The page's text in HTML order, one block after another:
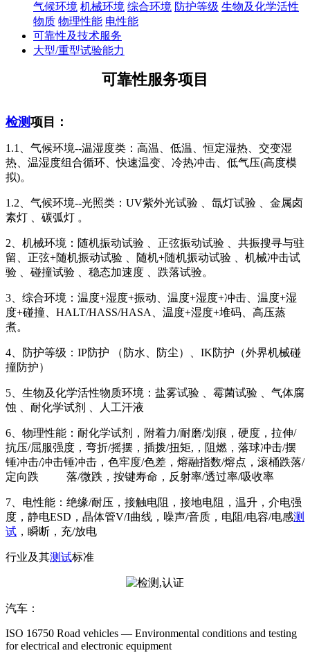
气候环境 机械环境 综合环境 防护等级 生物及化学活性
物质 物理性能 电性能
可靠性及技术服务
大型/重型试验能力
可靠性服务项目
检测项目：
1.1、气候环境--温湿度类：高温、低温、恒定湿热、交变湿
热、温湿度组合循环、快速温变、冷热冲击、低气压(高度模
拟)。
1.2、气候环境--光照类：UV紫外光试验 、氙灯试验 、金属卤
素灯 、碳弧灯 。
2、机械环境：随机振动试验 、正弦振动试验 、共振搜寻与驻
留、正弦+随机振动试验 、随机+随机振动试验 、机械冲击试
验 、碰撞试验 、稳态加速度 、跌落试验。
3、综合环境：温度+湿度+振动、温度+湿度+冲击、温度+湿
度+碰撞、HALT/HASS/HASA、温度+湿度+堆码、高压蒸
煮。
4、防护等级：IP防护 （防水、防尘）、IK防护（外界机械碰
撞防护）
5、生物及化学活性物质环境：盐雾试验 、霉菌试验 、气体腐
蚀 、耐化学试剂 、人工汗液
6、物理性能：耐化学试剂，附着力/耐磨/划痕，硬度，拉伸/
抗压/屈服强度，弯折/摇摆，插拨/扭矩,，阻燃，落球冲击/摆
锤冲击/冲击锤冲击，色牢度/色差，熔融指数/熔点，滚桶跌落/
定向跌 落/微跌，按键寿命，反射率/透过率/吸收率
7、电性能：绝缘/耐压，接触电阻，接地电阻，温升，介电强
度，静电ESD，晶体管V/I曲线，噪声/音质，电阻/电容/电感测
试 ，瞬断，充/放电
行业及其测试标准
汽车：
ISO 16750 Road vehicles — Environmental conditions and testing
for electrical and electronic equipment